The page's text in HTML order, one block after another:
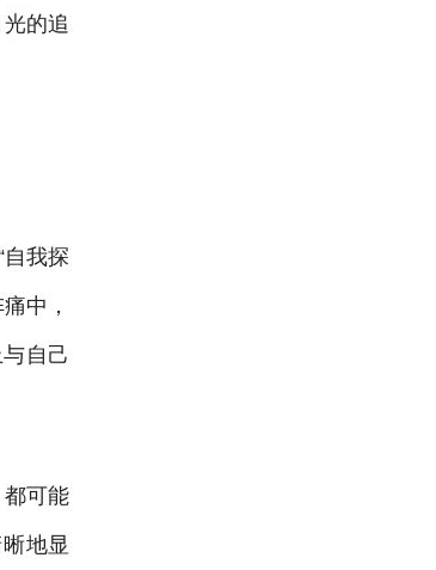
的追
我探
中，
自己
可能
地显